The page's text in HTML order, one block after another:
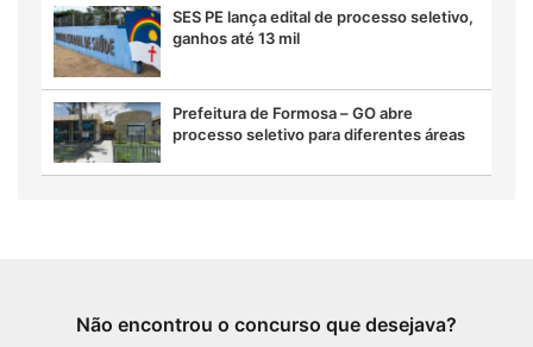
SES PE lança edital de processo seletivo,
ganhos até 13 mil
Prefeitura de Formosa – GO abre
processo seletivo para diferentes áreas
Não encontrou o concurso que desejava?